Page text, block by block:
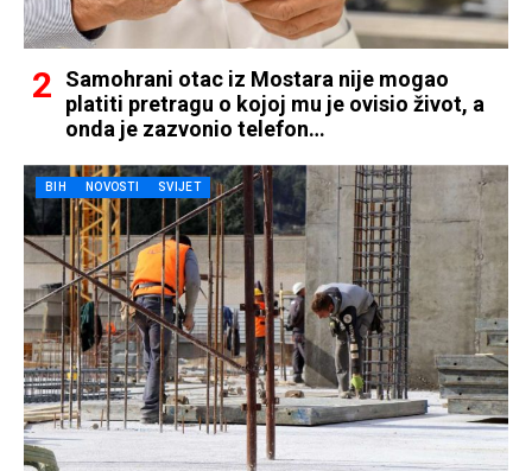
Samohrani otac iz Mostara nije mogao
platiti pretragu o kojoj mu je ovisio život, a
onda je zazvonio telefon…
BIH NOVOSTI SVIJET